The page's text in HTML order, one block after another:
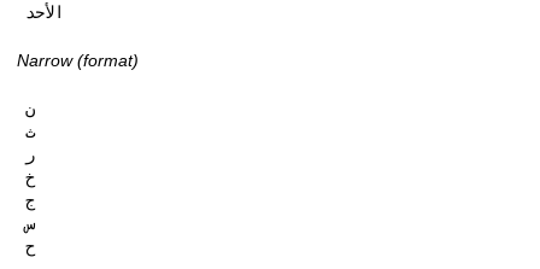
الأحد
Narrow (format)
ن
ث
ر
خ
ج
س
ح